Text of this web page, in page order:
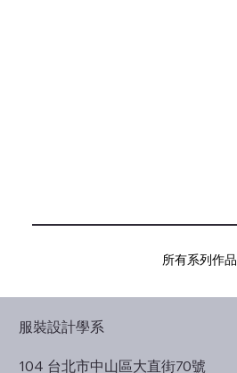
所有系列作品
服裝設計學系
104 台北市中山區大直街70號